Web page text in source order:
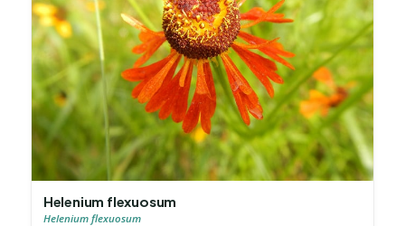
Helenium flexuosum
Helenium flexuosum